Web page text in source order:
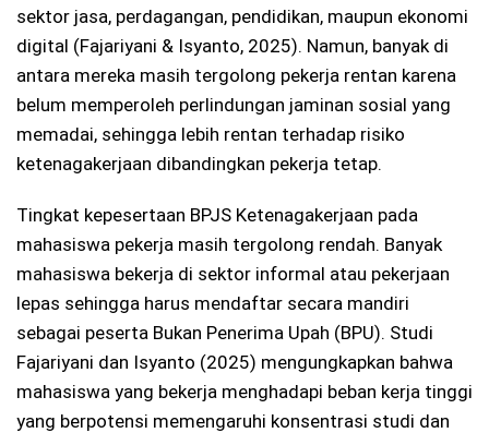
sektor jasa, perdagangan, pendidikan, maupun ekonomi
digital (Fajariyani & Isyanto, 2025). Namun, banyak di
antara mereka masih tergolong pekerja rentan karena
belum memperoleh perlindungan jaminan sosial yang
memadai, sehingga lebih rentan terhadap risiko
ketenagakerjaan dibandingkan pekerja tetap.
Tingkat kepesertaan BPJS Ketenagakerjaan pada
mahasiswa pekerja masih tergolong rendah. Banyak
mahasiswa bekerja di sektor informal atau pekerjaan
lepas sehingga harus mendaftar secara mandiri
sebagai peserta Bukan Penerima Upah (BPU). Studi
Fajariyani dan Isyanto (2025) mengungkapkan bahwa
mahasiswa yang bekerja menghadapi beban kerja tinggi
yang berpotensi memengaruhi konsentrasi studi dan